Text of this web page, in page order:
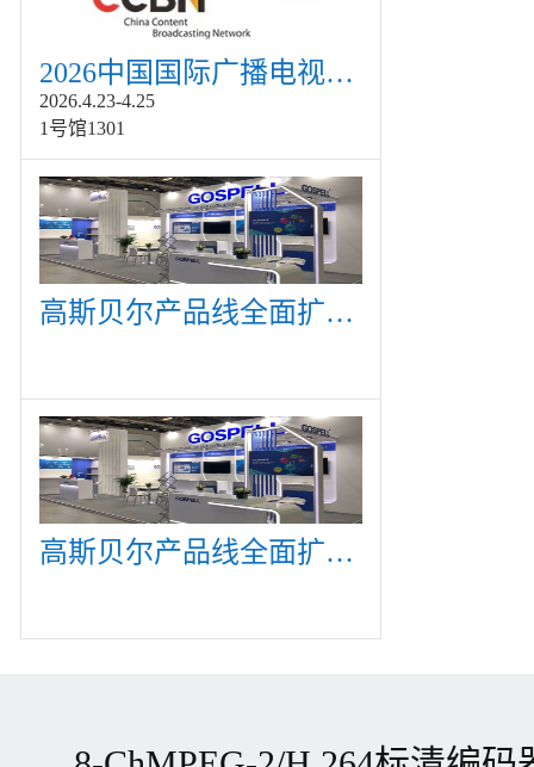
2026中国国际广播电视信息网络展览会展
2026.4.23-4.25
1号馆1301
高斯贝尔产品线全面扩展，众多新产品亮相CommunicAsia 2019
高斯贝尔产品线全面扩展，众多新产品亮相CommunicAsia 2019